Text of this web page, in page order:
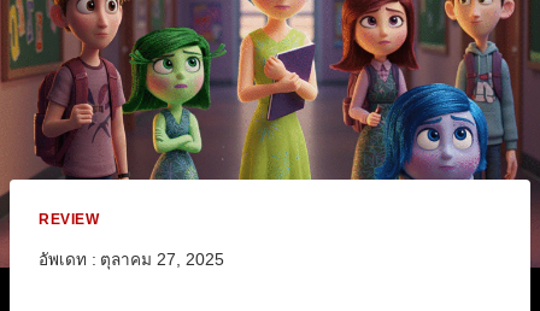
REVIEW
อัพเดท : ตุลาคม 27, 2025